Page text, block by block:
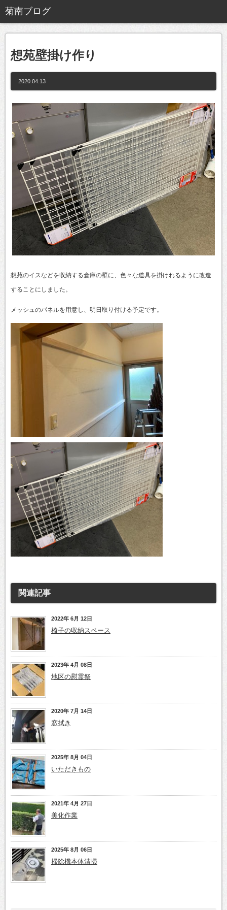
想苑壁掛け作り
2020.04.13
想苑のイスなどを収納する倉庫の壁に、色々な道具を掛けれるように改造
することにしました。
メッシュのパネルを用意し、明日取り付ける予定です。
関連記事
2022年 6月 12日
椅子の収納スペース
2023年 4月 08日
地区の慰霊祭
2020年 7月 14日
窓拭き
2025年 8月 04日
いただきもの
2021年 4月 27日
美化作業
2025年 8月 06日
掃除機本体清掃